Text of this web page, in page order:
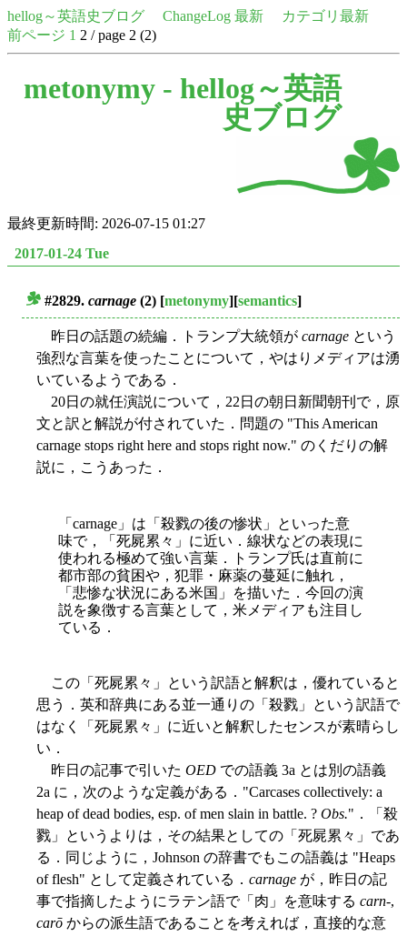
hellog～英語史ブログ ChangeLog 最新
カテゴリ最新
前ページ 1 2 / page 2 (2)
metonymy - hellog～英語
史ブログ
最終更新時間: 2026-07-15 01:27
2017-01-24 Tue
#2829. carnage (2) [metonymy][semantics]
昨日の話題の続編．トランプ大統領が carnage という
強烈な言葉を使ったことについて，やはりメディアは湧
いているようである．
20日の就任演説について，22日の朝日新聞朝刊で，原
文と訳と解説が付されていた．問題の "This American
carnage stops right here and stops right now." のくだりの解
説に，こうあった．
「carnage」は「殺戮の後の惨状」といった意
味で，「死屍累々」に近い．線状などの表現に
使われる極めて強い言葉．トランプ氏は直前に
都市部の貧困や，犯罪・麻薬の蔓延に触れ，
「悲惨な状況にある米国」を描いた．今回の演
説を象徴する言葉として，米メディアも注目し
ている．
この「死屍累々」という訳語と解釈は，優れていると
思う．英和辞典にある並一通りの「殺戮」という訳語で
はなく「死屍累々」に近いと解釈したセンスが素晴らし
い．
昨日の記事で引いた OED での語義 3a とは別の語義
2a に，次のような定義がある．"Carcases collectively: a
heap of dead bodies, esp. of men slain in battle. ? Obs."．「殺
戮」というよりは，その結果としての「死屍累々」であ
る．同じように，Johnson の辞書でもこの語義は "Heaps
of flesh" として定義されている． carnage が，昨日の記
事で指摘したようにラテン語で「肉」を意味する carn-,
carō からの派生語であることを考えれば，直接的な意